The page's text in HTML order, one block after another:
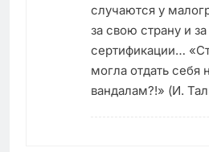
случаются у
за свою страну и за
сертификации…
могла отдать себя
вандалам?!» (И.